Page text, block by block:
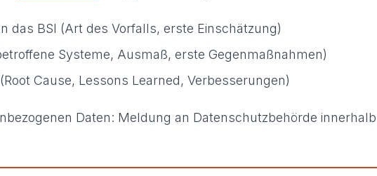
das BSI (Art des Vorfalls, erste Einschätzung)
Systeme, Ausmaß, erste Gegenmaßnahmen)
Cause, Lessons Learned, Verbesserungen)
Daten: Meldung an Datenschutzbehörde